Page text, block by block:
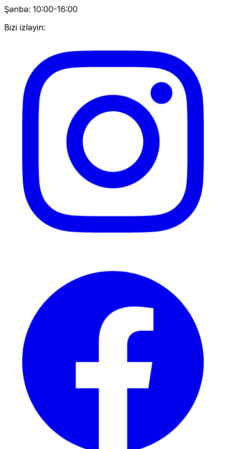
Şənbə: 10:00-16:00
Bizi izləyin: